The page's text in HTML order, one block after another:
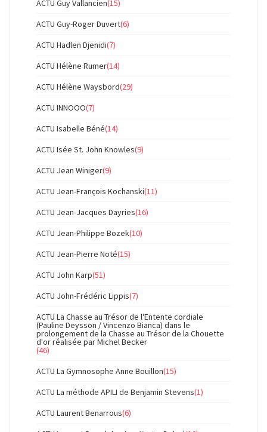
ACTU Guy Vallancien(15)
ACTU Guy-Roger Duvert(6)
ACTU Hadlen Djenidi(7)
ACTU Hélène Rumer(14)
ACTU Hélène Waysbord(29)
ACTU INNOOO(7)
ACTU Isabelle Béné(14)
ACTU Isée St. John Knowles(9)
ACTU Jean Winiger(9)
ACTU Jean-François Kochanski(11)
ACTU Jean-Jacques Dayries(16)
ACTU Jean-Philippe Bozek(10)
ACTU Jean-Pierre Noté(15)
ACTU John Karp(51)
ACTU John-Frédéric Lippis(7)
ACTU La Chasse au Trésor de l'Entente cordiale
(Pauline Deysson / Vincenzo Bianca) dans le
prolongement de la Chasse au Trésor de la Chouette
d'or réalisée par Michel Becker
(46)
ACTU La Gymnosophe Anne Bouillon(15)
ACTU La méthode APILI de Benjamin Stevens(1)
ACTU Laurent Benarrous(6)